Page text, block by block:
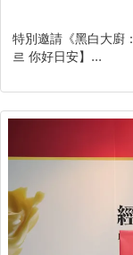
特別邀請《黑白大廚
르 你好日安】...